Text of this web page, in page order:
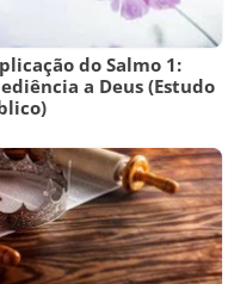
do Salmo 1:
a Deus (Estudo